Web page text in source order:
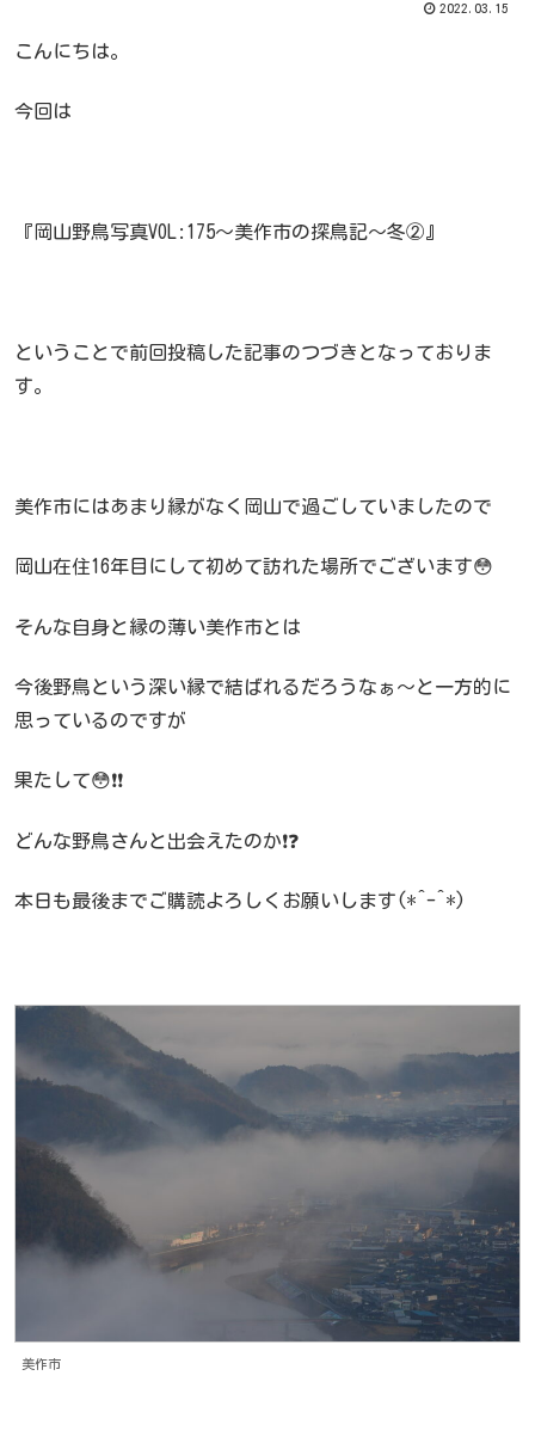
2022.03.15
こんにちは。
今回は
『岡山野鳥写真VOL:175～美作市の探鳥記～冬②』
ということで前回投稿した記事のつづきとなっておりま
す。
美作市にはあまり縁がなく岡山で過ごしていましたので
岡山在住16年目にして初めて訪れた場所でございます😳
そんな自身と縁の薄い美作市とは
今後野鳥という深い縁で結ばれるだろうなぁ～と一方的に
思っているのですが
果たして😳❗❗
どんな野鳥さんと出会えたのか❗❓
本日も最後までご購読よろしくお願いします(*^-^*)
美作市